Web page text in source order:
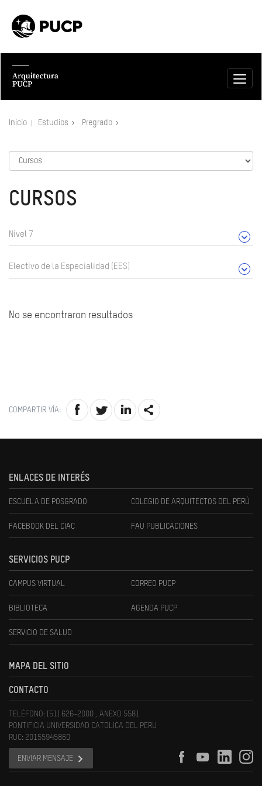
Inicio Estudios Pregrado
CURSOS
Nivel 7
Electivo de la Especialidad (EES)
No se encontraron resultados
COMPARTIR VÍA:
ENLACES DE INTERÉS
ESCUELA DE POSGRADO COLEGIO DE ARQUITECTOS DEL PERÚ
FACEBOOK DEL CIAC FAU PUBLICACIONES
SERVICIOS PUCP
CAMPUS VIRTUAL CORREO PUCP
BIBLIOTECA AGENDA PUCP
SERVICIO DE SALUD
MAPA DEL SITIO
CONTACTO
TELÉFONO: (51) 626-2000 , ANEXO 5581
PONTIFICIA UNIVERSIDAD CATOLICA DEL PERU
RUC: 20155945860
ENVIAR MENSAJE